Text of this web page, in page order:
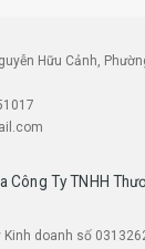
Hữu Cảnh,
Công Ty TNHH
doanh số